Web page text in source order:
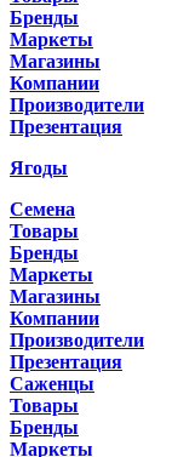
Бренды
Маркеты
Магазины
Компании
Производители
Презентация
Ягоды
Семена
Товары
Бренды
Маркеты
Магазины
Компании
Производители
Презентация
Саженцы
Товары
Бренды
Маркеты